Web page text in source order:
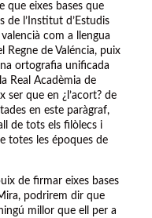
que eixes bases que
de l’Institut d’Estudis
com a llengua
Regne de Valéncia, puix
ortografia unificada
Real Acadèmia de
ser que en ¿l’acort? de
en este paràgraf,
de tots els filòlecs i
totes les époques de
de firmar eixes bases
podrirem dir que
millor que ell per a